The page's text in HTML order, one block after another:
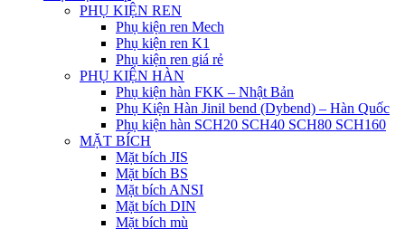
PHỤ KIỆN REN
Phụ kiện ren Mech
Phụ kiện ren K1
Phụ kiện ren giá rẻ
PHỤ KIỆN HÀN
Phụ kiện hàn FKK – Nhật Bản
Phụ Kiện Hàn Jinil bend (Dybend) – Hàn Quốc
Phụ kiện hàn SCH20 SCH40 SCH80 SCH160
MẶT BÍCH
Mặt bích JIS
Mặt bích BS
Mặt bích ANSI
Mặt bích DIN
Mặt bích mù